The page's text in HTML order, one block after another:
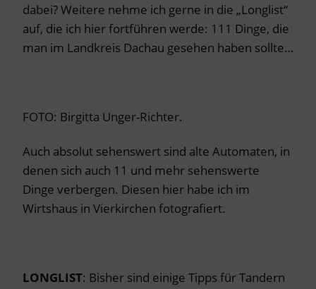
dabei? Weitere nehme ich gerne in die „Longlist“
auf, die ich hier fortführen werde: 111 Dinge, die
man im Landkreis Dachau gesehen haben sollte…
FOTO: Birgitta Unger-Richter.
Auch absolut sehenswert sind alte Automaten, in
denen sich auch 11 und mehr sehenswerte
Dinge verbergen. Diesen hier habe ich im
Wirtshaus in Vierkirchen fotografiert.
LONGLIST: Bisher sind einige Tipps für Tandern